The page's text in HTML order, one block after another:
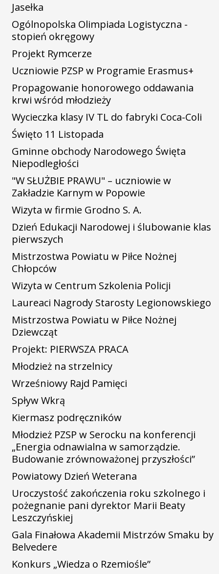
Jasełka
Ogólnopolska Olimpiada Logistyczna -
stopień okręgowy
Projekt Rymcerze
Uczniowie PZSP w Programie Erasmus+
Propagowanie honorowego oddawania
krwi wśród młodzieży
Wycieczka klasy IV TL do fabryki Coca-Coli
Święto 11 Listopada
Gminne obchody Narodowego Święta
Niepodległości
"W SŁUŻBIE PRAWU" – uczniowie w
Zakładzie Karnym w Popowie
Wizyta w firmie Grodno S. A.
Dzień Edukacji Narodowej i ślubowanie klas
pierwszych
Mistrzostwa Powiatu w Piłce Nożnej
Chłopców
Wizyta w Centrum Szkolenia Policji
Laureaci Nagrody Starosty Legionowskiego
Mistrzostwa Powiatu w Piłce Nożnej
Dziewcząt
Projekt: PIERWSZA PRACA
Młodzież na strzelnicy
Wrześniowy Rajd Pamięci
Spływ Wkrą
Kiermasz podręczników
Młodzież PZSP w Serocku na konferencji
„Energia odnawialna w samorządzie.
Budowanie zrównoważonej przyszłości”
Powiatowy Dzień Weterana
Uroczystość zakończenia roku szkolnego i
pożegnanie pani dyrektor Marii Beaty
Leszczyńskiej
Gala Finałowa Akademii Mistrzów Smaku by
Belvedere
Konkurs „Wiedza o Rzemiośle”